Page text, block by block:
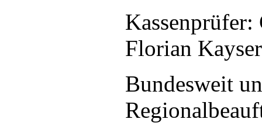
Florian Kayser
Bundesweit